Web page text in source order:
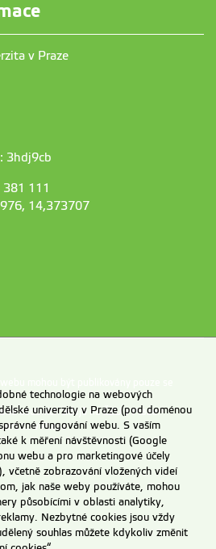
v Praze
3hdj9cb
111
14,373707
osobních údajů na ČZU v Praze.
v Praze
technologie na webových
univerzity v Praze (pod doménou
fungování webu. S vaším
k měření návštěvnosti (Google
webu a pro marketingové účely
včetně zobrazování vložených videí
jak naše weby používáte, mohou
působícími v oblasti analytiky,
Nezbytné cookies jsou vždy
souhlas můžete kdykoliv změnit